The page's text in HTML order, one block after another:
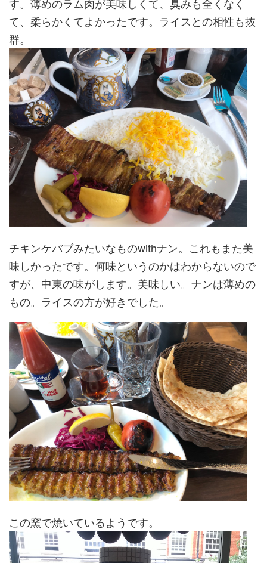
す。薄めのラム肉が美味しくて、臭みも全くなく
て、柔らかくてよかったです。ライスとの相性も抜
群。
チキンケバブみたいなものwithナン。これもまた美
味しかったです。何味というのかはわからないので
すが、中東の味がします。美味しい。ナンは薄めの
もの。ライスの方が好きでした。
この窯で焼いているようです。